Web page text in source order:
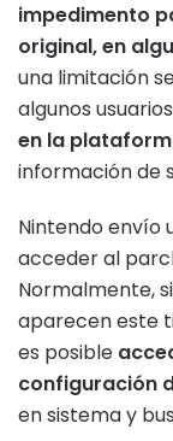
impedimento
original, en
una limitación
algunos
en la
información de
Nintendo envío
acceder al
Normalmente,
aparecen este
es posible
configuración
en sistema y